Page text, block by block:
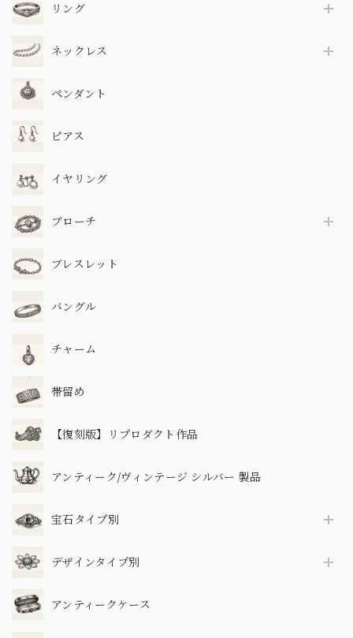
リング
ネックレス
ペンダント
ピアス
イヤリング
ブローチ
ブレスレット
バングル
チャーム
帯留め
【復刻版】リプロダクト作品
アンティーク/ヴィンテージ シルバー 製品
宝石タイプ別
デザインタイプ別
アンティークケース